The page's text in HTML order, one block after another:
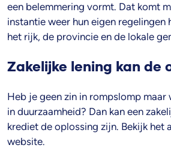
een belemmering vormt. Dat komt
instantie weer hun eigen regelingen
het rijk, de provincie en de lokale
Zakelijke lening kan de
Heb je geen zin in rompslomp maar
in duurzaamheid? Dan kan een
krediet de oplossing zijn. Bekijk het
website.